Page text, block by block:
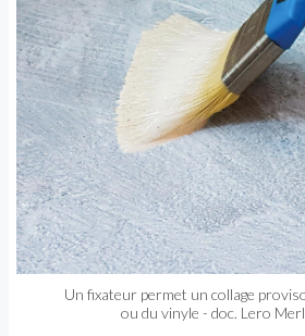
Un fixateur permet un collage
ou du vinyle - doc. Lero